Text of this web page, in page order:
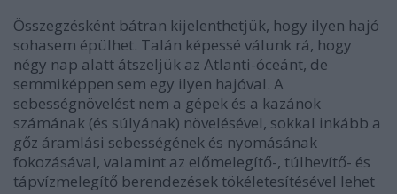
Összegzésként bátran kijelenthetjük, hogy ilyen hajó
sohasem épülhet. Talán képessé válunk rá, hogy
négy nap alatt átszeljük az Atlanti-óceánt, de
semmiképpen sem egy ilyen hajóval. A
sebességnövelést nem a gépek és a kazánok
számának (és súlyának) növelésével, sokkal inkább a
gőz áramlási sebességének és nyomásának
fokozásával, valamint az előmelegítő-, túlhevítő- és
tápvízmelegítő berendezések tökéletesítésével lehet